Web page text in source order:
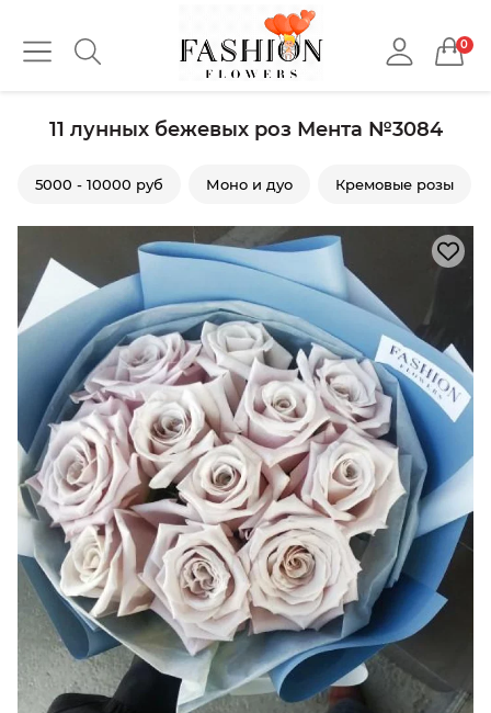
0
11 лунных бежевых роз Мента №3084
5000 - 10000 руб Моно и дуо Кремовые розы